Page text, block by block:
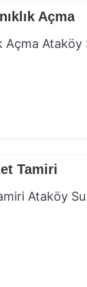
Açma
Açma
Tamiri
Ataköy